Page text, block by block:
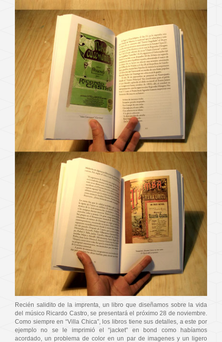
Recién salidito de la imprenta, un libro que diseñamos sobre la vida
del músico Ricardo Castro, se presentará el próximo 28 de noviembre.
Como siempre en “Villa Chica”, los libros tiene sus detalles, a este por
ejemplo no se le imprimió el “jacket” en bond como habíamos
acordado, un problema de color en un par de imagenes y un ligero